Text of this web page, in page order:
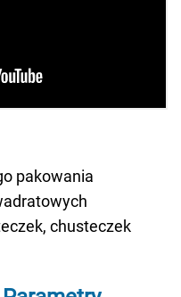
pakowania
chusteczek